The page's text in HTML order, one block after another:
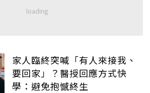
家人臨終突喊「有人來接我、
要回家」？醫授回應方式快
學：避免抱憾終生